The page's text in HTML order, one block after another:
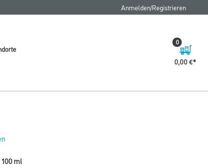
Anmelden/Registrieren
0,00 €
0
ml